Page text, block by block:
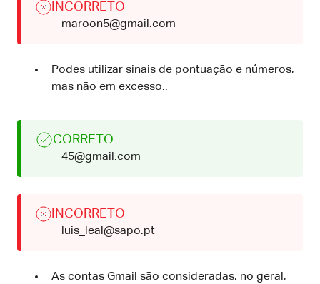
INCORRETO
maroon5@gmail.com
Podes utilizar sinais de pontuação e números,
mas não em excesso..
CORRETO
45@gmail.com
INCORRETO
luis_leal@sapo.pt
As contas Gmail são consideradas, no geral,